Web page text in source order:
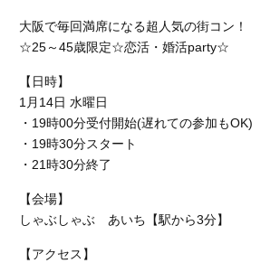
大阪で毎回満席になる超人気の街コン！
☆25～45歳限定☆恋活・婚活party☆
【日時】
1月14日 水曜日
・19時00分受付開始(遅れての参加もOK)
・19時30分スタート
・21時30分終了
【会場】
しゃぶしゃぶ あいち【駅から3分】
【アクセス】